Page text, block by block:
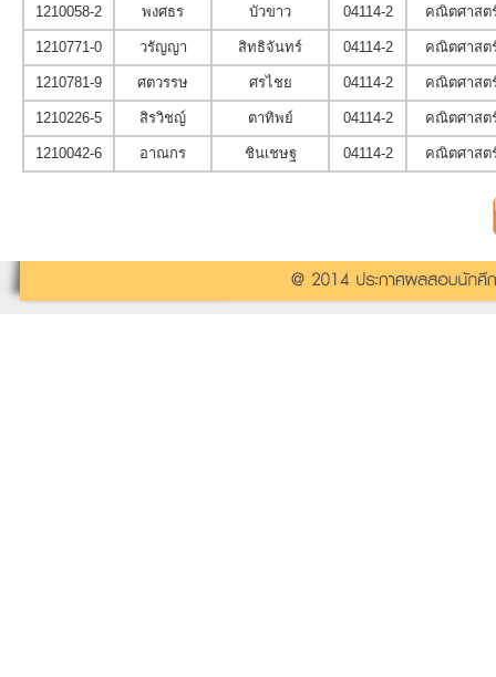
1210058-2 พงศธร บัวขาว 04114-2 คณิตศาสต
1210771-0 วรัญญา สิทธิจันทร์ 04114-2 คณิตศาสต
1210781-9 ศตวรรษ ศรไชย 04114-2 คณิตศาสต
1210226-5 สิรวิชญ์ ตาทิพย์ 04114-2 คณิตศาสต
1210042-6 อาณกร ชินเชษฐ 04114-2 คณิตศาสต